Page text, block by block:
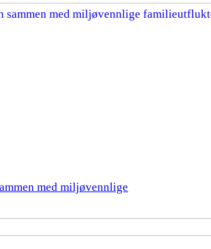
med miljøvennlige